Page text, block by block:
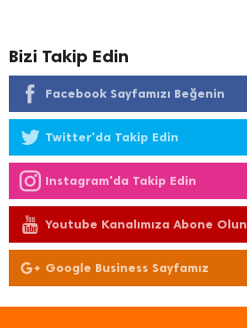
Bizi Takip Edin
Facebook Sayfamızı Beğenin
Twitter'da Takip Edin
Instagram'da Takip Edin
Youtube Kanalımıza Abone Olun
Google Business Sayfamız